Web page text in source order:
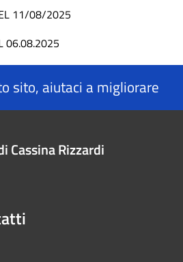
11/08/2025
06.08.2025
sito, aiutaci a migliorare
Cassina Rizzardi